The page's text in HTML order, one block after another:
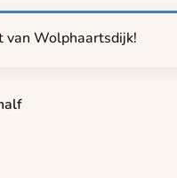
van Wolphaartsdijk!